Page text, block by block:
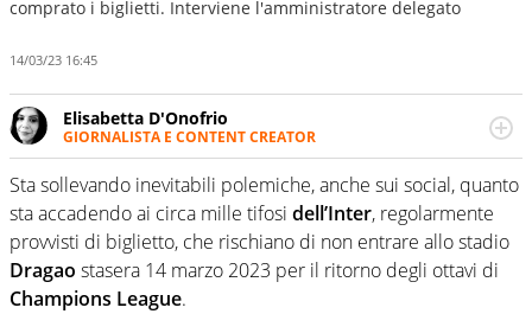
comprato i biglietti. Interviene l'amministratore delegato
14/03/23 16:45
Elisabetta D'Onofrio
GIORNALISTA E CONTENT CREATOR
Giornalista professionista dal 2007, scrive per curiosità
personale e necessità: soprattutto di calcio, di sport e dei
suoi protagonisti, concedendosi innocenti evasioni
nell'ambito della creazione di format. Un tempo ala
destra, oggi si sente a suo agio nel ruolo di libero. Cura
una classifica riservata dei migliori 5 calciatori di sempre.
Sta sollevando inevitabili polemiche, anche sui social, quanto
sta accadendo ai circa mille tifosi dell’Inter, regolarmente
provvisti di biglietto, che rischiano di non entrare allo stadio
Dragao stasera 14 marzo 2023 per il ritorno degli ottavi di
Champions League.